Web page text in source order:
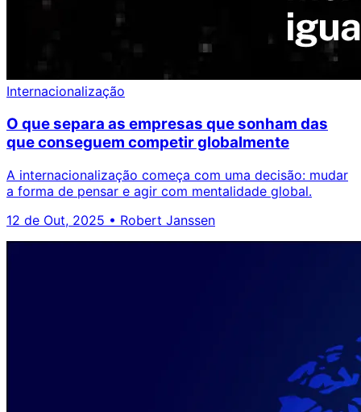
Internacionalização
O que separa as empresas que sonham das
que conseguem competir globalmente
A internacionalização começa com uma decisão: mudar
a forma de pensar e agir com mentalidade global.
12 de Out, 2025 • Robert Janssen